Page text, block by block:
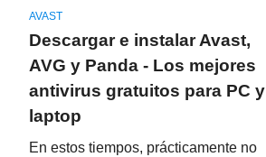
AVAST
Descargar e instalar Avast,
AVG y Panda - Los mejores
antivirus gratuitos para PC y
laptop
En estos tiempos, prácticamente no